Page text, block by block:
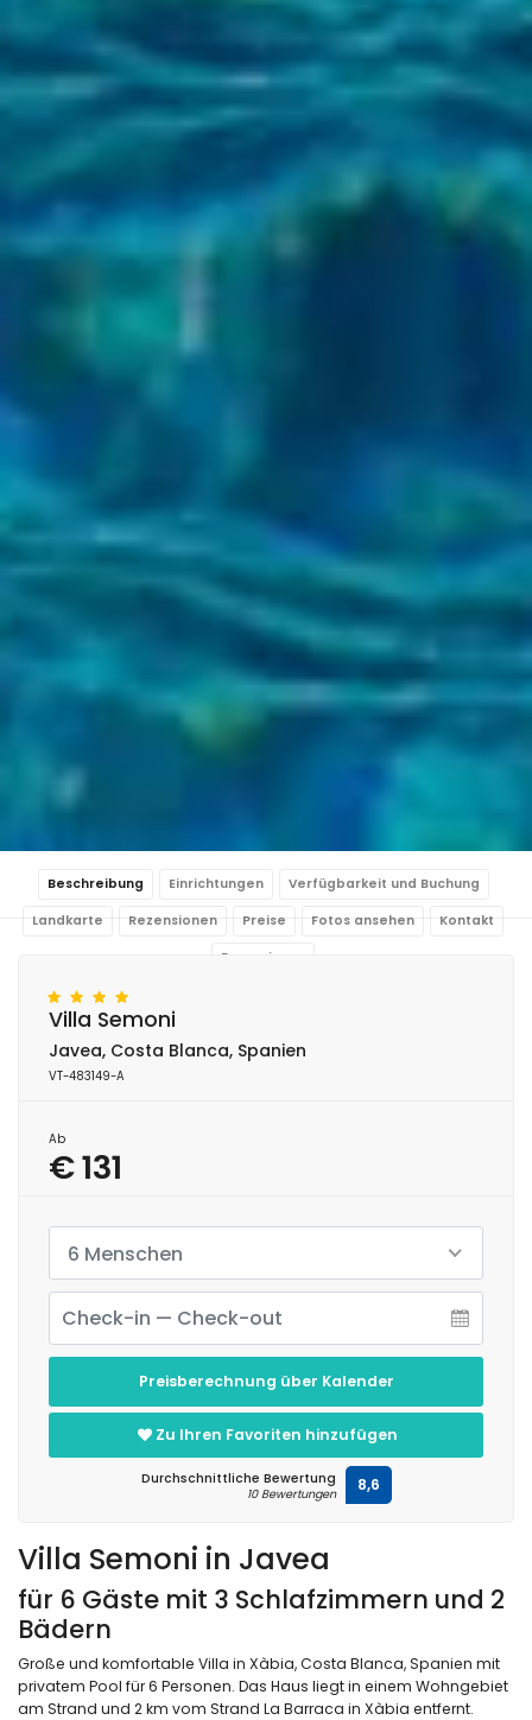
Beschreibung Einrichtungen Verfügbarkeit und Buchung
Landkarte Rezensionen Preise Fotos ansehen Kontakt
Reservieren
Villa Semoni in Javea
für 6 Gäste mit 3 Schlafzimmern und 2
Bädern
Große und komfortable Villa in Xàbia, Costa Blanca, Spanien mit
privatem Pool für 6 Personen. Das Haus liegt in einem Wohngebiet
am Strand und 2 km vom Strand La Barraca in Xàbia entfernt.
Villa Semoni
Javea, Costa Blanca, Spanien
VT-483149-A
Ab
€ 131
6 Menschen
Preisberechnung über Kalender
Zu Ihren Favoriten hinzufügen
Durchschnittliche Bewertung
10 Bewertungen 8,6